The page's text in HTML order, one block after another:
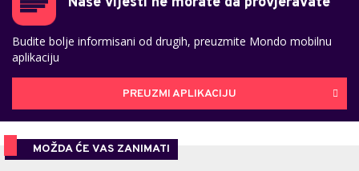
Budite bolje informisani od drugih, preuzmite Mondo mobilnu
aplikaciju
PREUZMI APLIKACIJU
MOŽDA ĆE VAS ZANIMATI